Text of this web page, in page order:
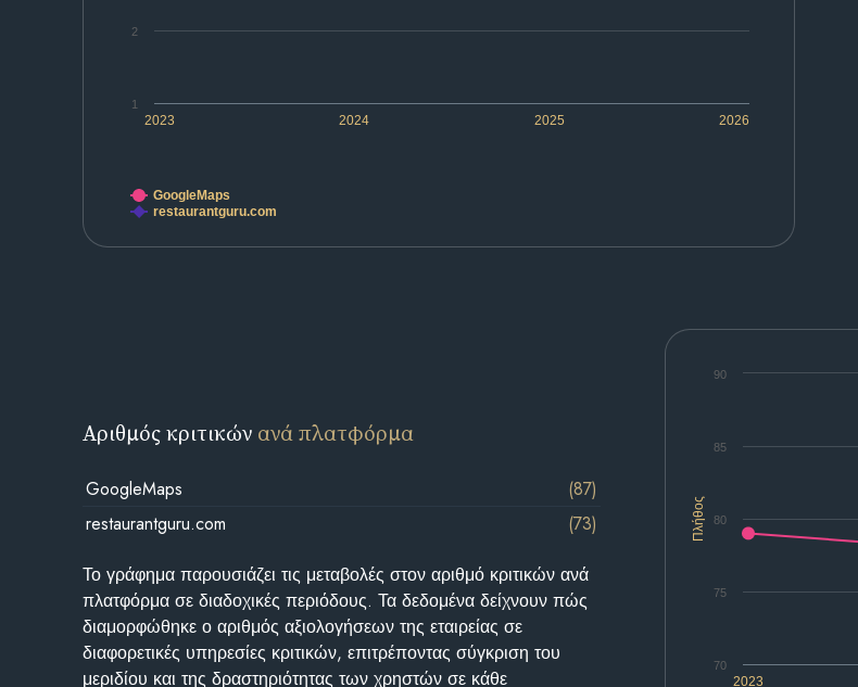
2023 2024 2025 2026
1
2
GoogleMaps
restaurantguru.com
Πλήθος
2023
80
70
75
85
90
Αριθμός κριτικών ανά πλατφόρμα
GoogleMaps
(87)
restaurantguru.com
(73)
Το γράφημα παρουσιάζει τις μεταβολές στον αριθμό κριτικών ανά
πλατφόρμα σε διαδοχικές περιόδους. Τα δεδομένα δείχνουν πώς
διαμορφώθηκε ο αριθμός αξιολογήσεων της εταιρείας σε
διαφορετικές υπηρεσίες κριτικών, επιτρέποντας σύγκριση του
μεριδίου και της δραστηριότητας των χρηστών σε κάθε